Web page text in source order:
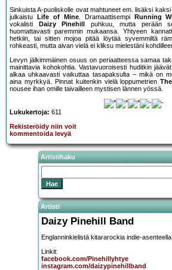
Sinkuista A-puoliskolle ovat mahtuneet em. lisäksi
julkaistu
Life of Mine. Dramaattisempi Running
vokalisti
Daizy Pinehill puhkuu, mutta perään
huomattavasti paremmin mukaansa. Yhtyeen
hetkiin, tai sitten mojoa pitää löytää syvemmiltä
rohkeasti, mutta aivan vielä ei kliksu mielestäni
Levyn jälkimmäinen osuus on periaatteessa samaa
mainittavia kohokohtia. Vastavuoroisesti huditkin
alkaa uhkaavasti vaikuttaa tasapaksulta – mikä on
aina myrkkyä. Pinnat kuitenkin vielä loppumetrien
nousee ihan omille taivailleen mystisen lännen yössä.
Lukukertoja: 611
Rekisteröidy niin voit
kommentoida levyä
Artistihaku
Artisti
Daizy Pinehill Band
Englanninkielistä kitararockia indie-
Linkit:
facebook.com/Pinehillyhtye
instagram.com/daizypinehillband